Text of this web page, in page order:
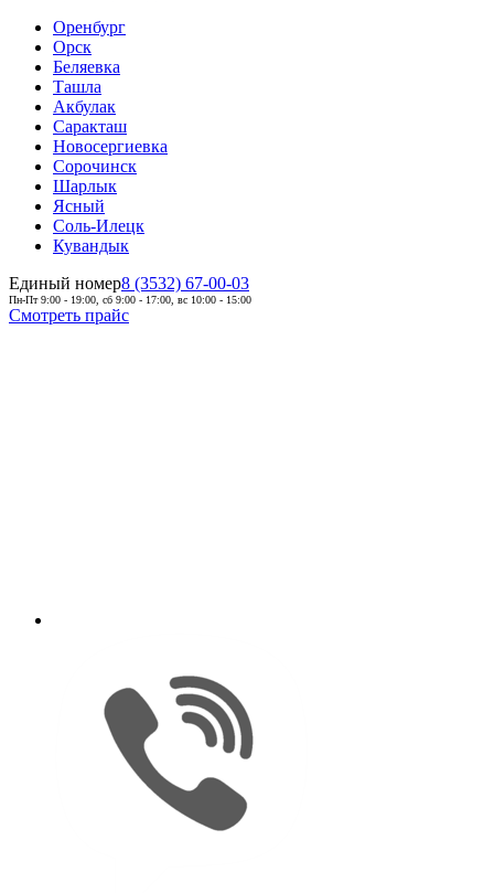
Оренбург
Орск
Беляевка
Ташла
Акбулак
Саракташ
Новосергиевка
Сорочинск
Шарлык
Ясный
Соль-Илецк
Кувандык
Единый номер8 (3532) 67-00-03
Пн-Пт 9:00 - 19:00, сб 9:00 - 17:00, вс 10:00 - 15:00
Смотреть прайс